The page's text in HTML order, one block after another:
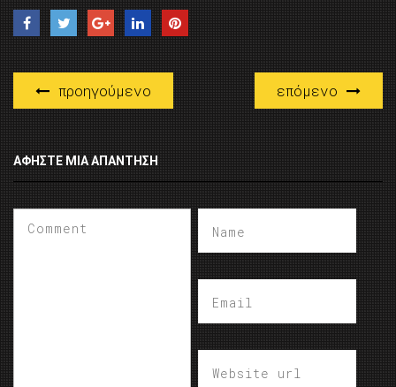
προηγούμενο επόμενο
ΑΦΉΣΤΕ ΜΙΑ ΑΠΆΝΤΗΣΗ